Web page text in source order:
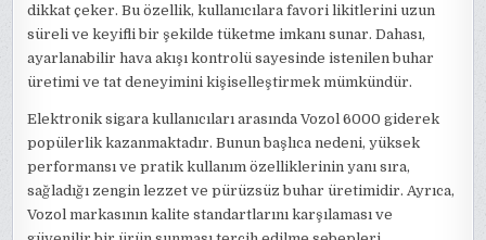
dikkat çeker. Bu özellik, kullanıcılara favori likitlerini uzun
süreli ve keyifli bir şekilde tüketme imkanı sunar. Dahası,
ayarlanabilir hava akışı kontrolü sayesinde istenilen buhar
üretimi ve tat deneyimini kişiselleştirmek mümkündür.
Elektronik sigara kullanıcıları arasında Vozol 6000 giderek
popülerlik kazanmaktadır. Bunun başlıca nedeni, yüksek
performansı ve pratik kullanım özelliklerinin yanı sıra,
sağladığı zengin lezzet ve pürüzsüz buhar üretimidir. Ayrıca,
Vozol markasının kalite standartlarını karşılaması ve